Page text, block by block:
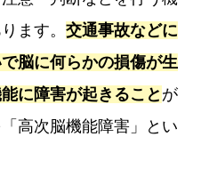
ます。交通事故などに
脳に何らかの損傷が生
に障害が起きること が
高次脳機能障害」とい